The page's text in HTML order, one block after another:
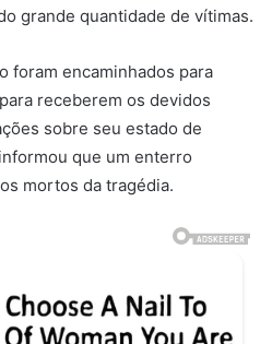
grande quantidade de vítimas.
foram encaminhados para
receberem os devidos
sobre seu estado de
que um enterro
mortos da tragédia.